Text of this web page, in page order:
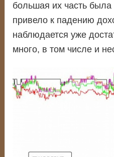
большая их часть была
привело к падению
наблюдается уже
много, в том числе и